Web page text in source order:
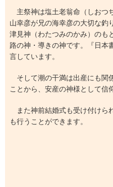
主祭神は塩土老翁命（しおつ
山幸彦が兄の海幸彦の大切な釣
津見神（わたつみのかみ）のも
路の神・導きの神です。『日本
言しています。
そして潮の干満は出産にも関
ことから、安産の神様として信
また神前結婚式も受け付けら
も行うことができます。